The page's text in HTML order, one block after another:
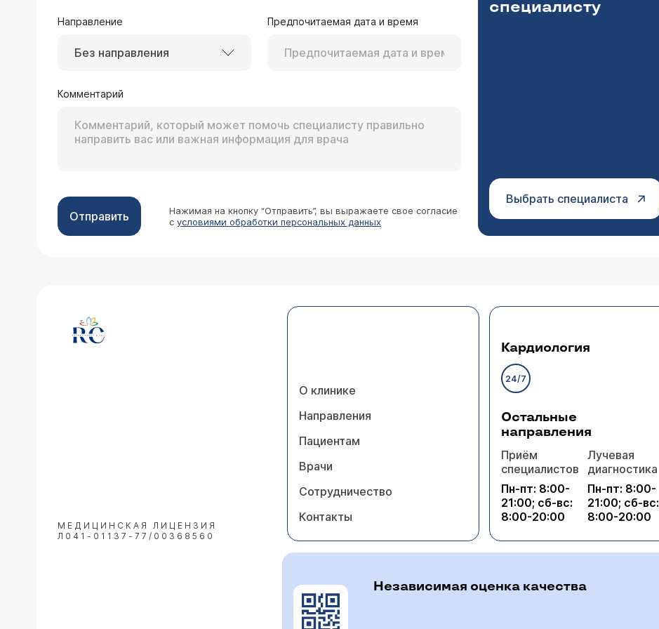
Направление
Без направления
Предпочитаемая дата и время
Комментарий
Отправить
Нажимая на кнопку “Отправить”, вы выражаете свое согласие
с условиями обработки персональных данных
специалисту
Выбрать специалиста
МЕДИЦИНСКАЯ ЛИЦЕНЗИЯ
Л041-01137-77/00368560
О клинике
Направления
Пациентам
Врачи
Сотрудничество
Контакты
Кардиология
24/7
Остальные
направления
Приём
специалистов
Пн-пт: 8:00-
21:00; сб-вс:
8:00-20:00
Лучевая
диагностика
Пн-пт: 8:00-
21:00; сб-вс:
8:00-20:00
Независимая оценка качества